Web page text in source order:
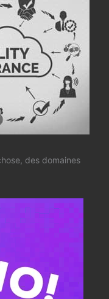
des domaines